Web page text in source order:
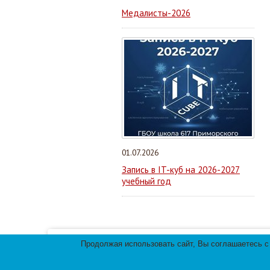
Медалисты-2026
01.07.2026
Запись в IT-куб на 2026-2027
учебный год
Продолжая использовать сайт, Вы соглашаетесь
Мы используем файлы cookies для